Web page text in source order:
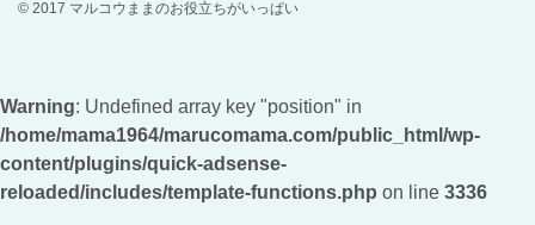
© 2017 マルコウままのお役立ちがいっぱい
Warning: Undefined array key "position" in
/home/mama1964/marucomama.com/public_html/wp-
content/plugins/quick-adsense-
reloaded/includes/template-functions.php on line 3336